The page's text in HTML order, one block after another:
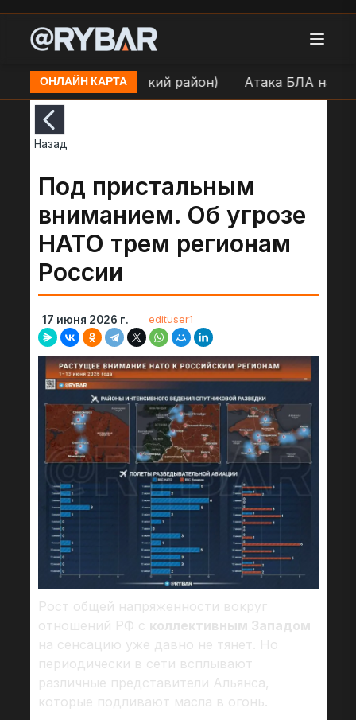
ОНЛАЙН КАРТА
(Никопольский район) Атака БЛА на
Назад
Под пристальным
вниманием. Об угрозе
НАТО трем регионам
России
17 июня 2026 г. edituser1
Рост общей напряженности вокруг
отношений РФ с коллективным Западом
на сенсацию уже давно не тянет. Но
периодически в сети всплывают
различные представители Альянса,
которые подливают масла в огонь.